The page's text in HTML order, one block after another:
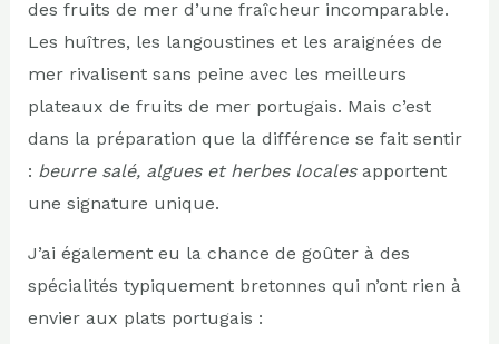
des fruits de mer d’une fraîcheur incomparable.
Les huîtres, les langoustines et les araignées de
mer rivalisent sans peine avec les meilleurs
plateaux de fruits de mer portugais. Mais c’est
dans la préparation que la différence se fait sentir
: beurre salé, algues et herbes localesapportent
une signature unique.
J’ai également eu la chance de goûter à des
spécialités typiquement bretonnes qui n’ont rien à
envier aux plats portugais :